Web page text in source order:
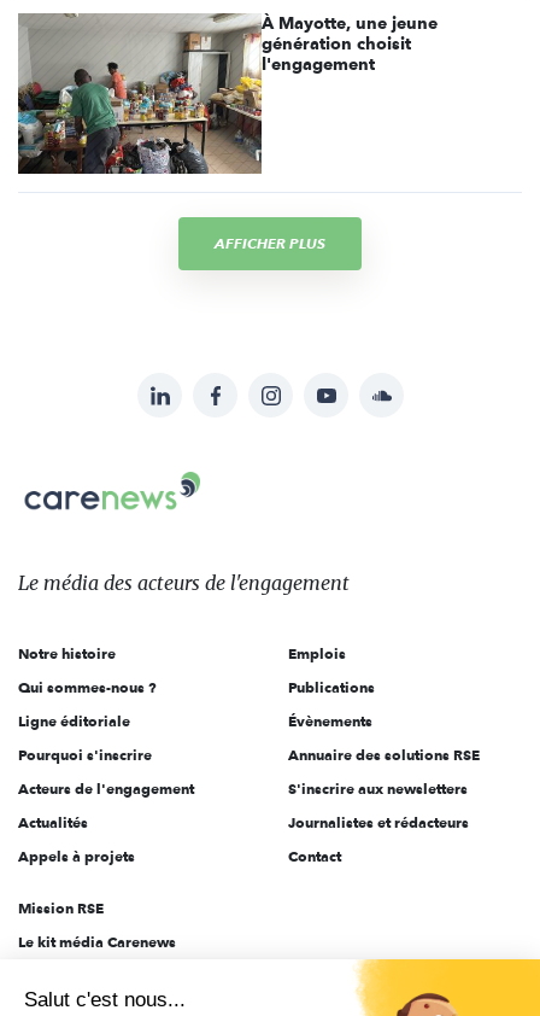
À Mayotte, une jeune
génération choisit
l'engagement
AFFICHER PLUS
sur:
LinkedInFacebookInstagramYouTubeSoundcloud
Le
des
l'engagement
Le média des acteurs de l'engagement
Notre histoire
Qui sommes-nous ?
Ligne éditoriale
Pourquoi s'inscrire
Acteurs de l'engagement
Actualités
Appels à projets
Emplois
Publications
Évènements
Annuaire des solutions RSE
S'inscrire aux newsletters
Journalistes et rédacteurs
Contact
Mission RSE
Le kit média Carenews
AEF info
Salut c'est nous...